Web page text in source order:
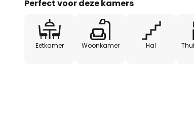
- 1 x LED driver
- 1 x afstandsbediening
Perfect voor deze kamers
Eetkamer Woonkamer Hal